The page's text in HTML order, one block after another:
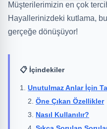
Müşterilerimizin en çok
Hayallerinizdeki kutlama,
gerçeğe dönüşüyor!
📋 İçindekiler
Unutulmaz Anlar İçin
Öne Çıkan Özellikler
Nasıl Kullanılır?